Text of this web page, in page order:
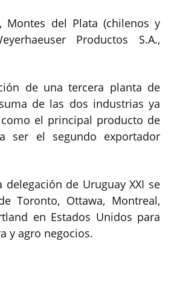
Montes del Plata (chilenos y
Productos S.A.,
de una tercera planta de
de las dos industrias ya
el principal producto de
ser el segundo exportador
de Uruguay XXI se
Toronto, Ottawa, Montreal,
en Estados Unidos para
y agro negocios.